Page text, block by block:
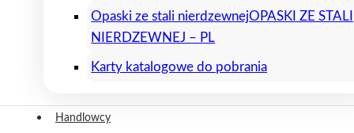
Opaski ze stali nierdzewnejOPASKI ZE STALI
NIERDZEWNEJ – PL
Karty katalogowe do pobrania
Handlowcy